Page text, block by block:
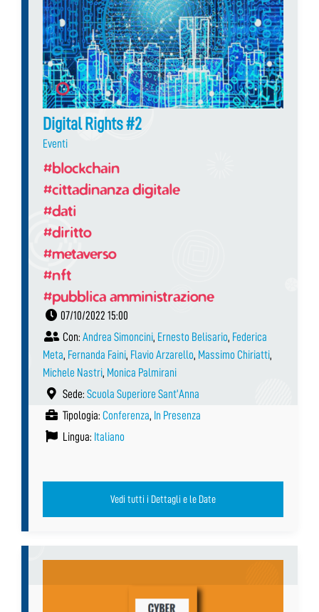
Digital Rights #2
Eventi
#blockchain
#cittadinanza digitale
#dati
#diritto
#metaverso
#nft
#pubblica amministrazione
07/10/2022 15:00
Con: Andrea Simoncini, Ernesto Belisario, Federica
Meta, Fernanda Faini, Flavio Arzarello, Massimo Chiriatti,
Michele Nastri, Monica Palmirani
Sede: Scuola Superiore Sant’Anna
Tipologia: Conferenza, In Presenza
Lingua: Italiano
Vedi tutti i Dettagli e le Date